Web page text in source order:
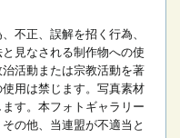
不正、誤解を招く行為、
見なされる制作物への使
活動または宗教活動を著
用は禁じます。 写真素材
す。 本フォトギャラリー
その他、当連盟が不適当と